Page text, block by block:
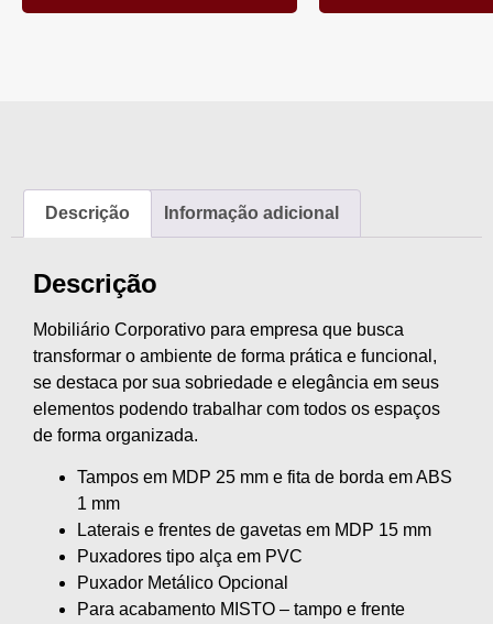
Descrição Informação adicional
Descrição
Mobiliário Corporativo para empresa que busca
transformar o ambiente de forma prática e funcional,
se destaca por sua sobriedade e elegância em seus
elementos podendo trabalhar com todos os espaços
de forma organizada.
Tampos em MDP 25 mm e fita de borda em ABS
1 mm
Laterais e frentes de gavetas em MDP 15 mm
Puxadores tipo alça em PVC
Puxador Metálico Opcional
Para acabamento MISTO – tampo e frente